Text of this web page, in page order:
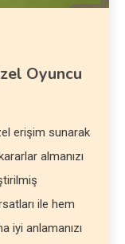
Oyuncu
erişim sunarak
almanızı
ile hem
iyi anlamanızı